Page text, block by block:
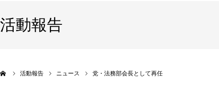
活動報告
活動報告 ニュース 党・法務部会長として再任